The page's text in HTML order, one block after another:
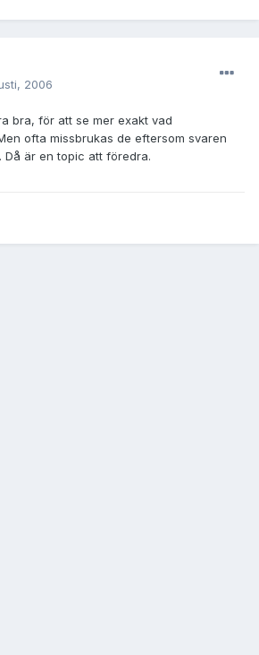
2006
bra, för att se mer exakt vad
ofta missbrukas de eftersom svaren
Då är en topic att föredra.